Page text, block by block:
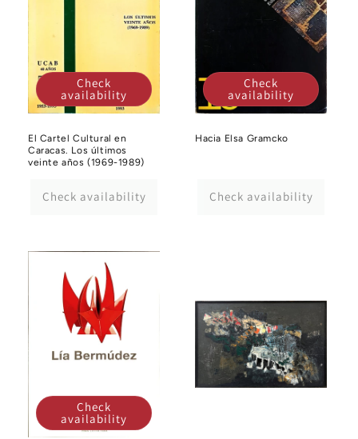
Check
availability
El Cartel Cultural en
Caracas. Los últimos
veinte años (1969-1989)
Check availability
Check
availability
Hacia Elsa Gramcko
Check availability
Check
availability